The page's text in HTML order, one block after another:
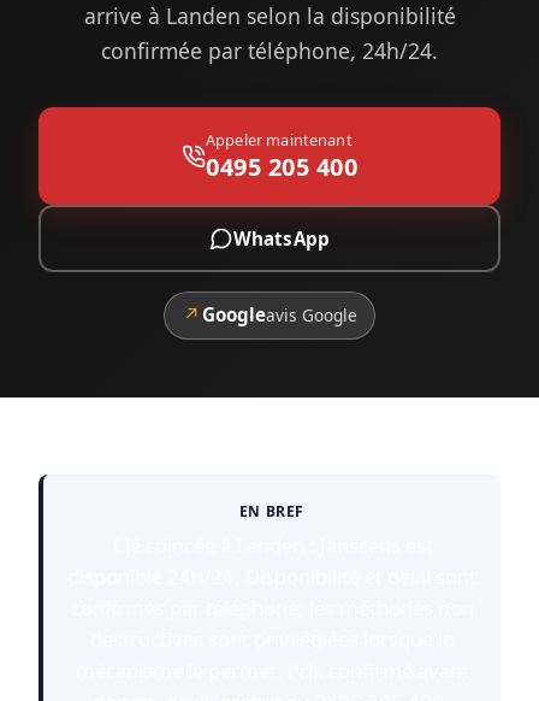
arrive à Landen selon la disponibilité
confirmée par téléphone, 24h/24.
Appeler maintenant
0495 205 400
WhatsApp
↗ Googleavis Google
EN BREF